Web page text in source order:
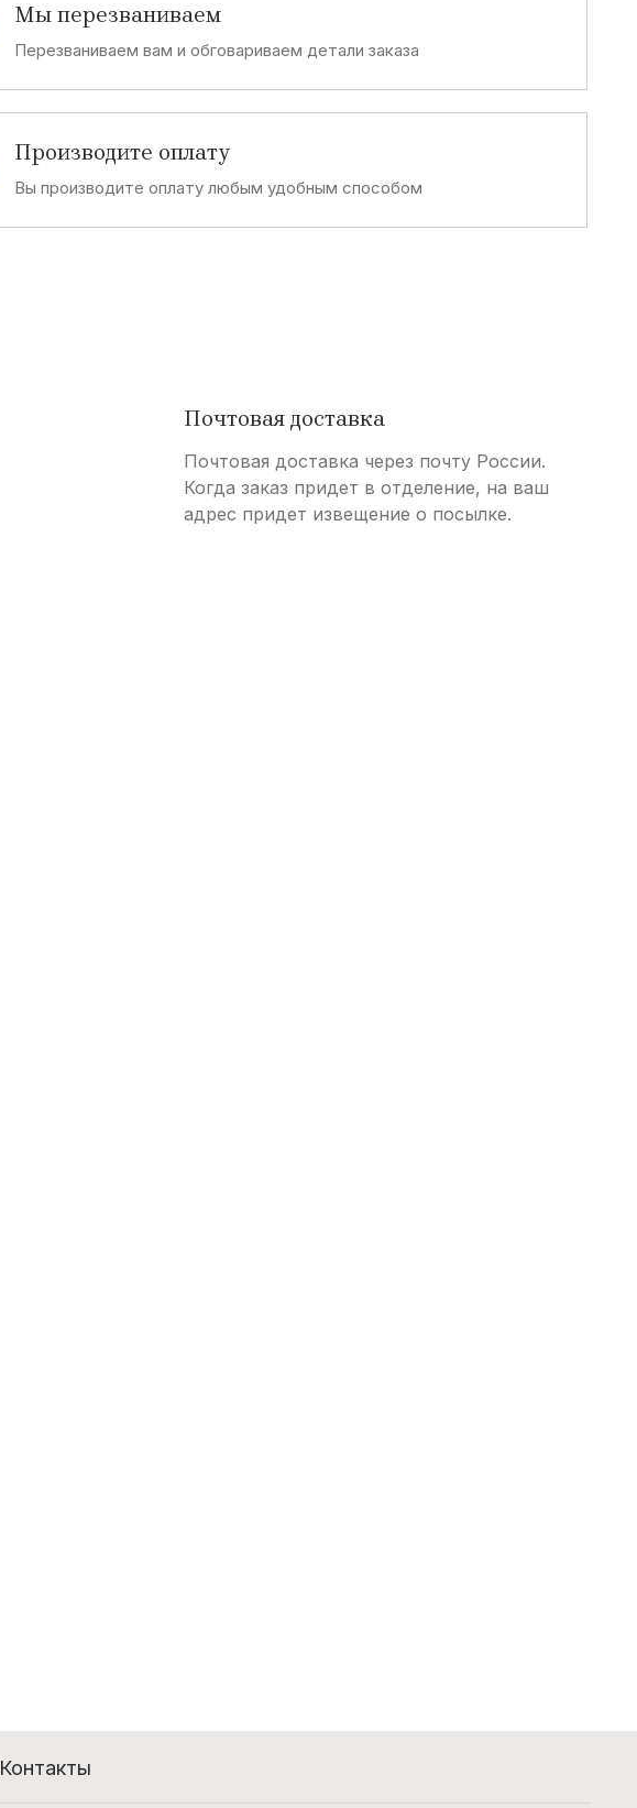
Мы перезваниваем
Перезваниваем вам и обговариваем детали заказа
Производите оплату
Вы производите оплату любым удобным способом
Почтовая доставка
Почтовая доставка через почту России.
Когда заказ придет в отделение, на ваш
адрес придет извещение о посылке.
Контакты